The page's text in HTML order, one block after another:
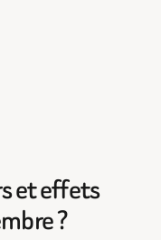
et effets
?